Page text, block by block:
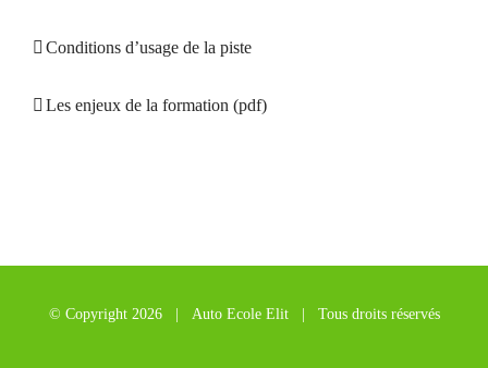
Conditions d’usage de la piste
Les enjeux de la formation (pdf)
© Copyright 2026 | Auto Ecole Elit | Tous droits réservés